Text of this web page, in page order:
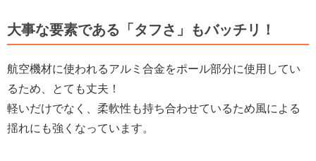
大事な要素である「タフさ」もバッチリ！
航空機材に使われるアルミ合金をポール部分に使用してい
るため、とても丈夫！
軽いだけでなく、柔軟性も持ち合わせているため風による
揺れにも強くなっています。